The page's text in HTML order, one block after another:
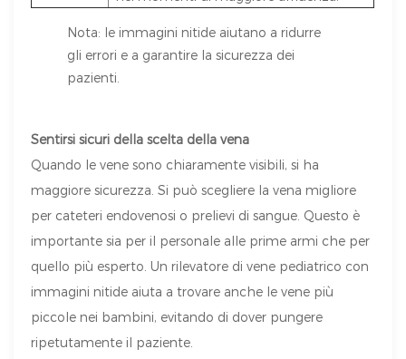
Nota: le immagini nitide aiutano a ridurre
gli errori e a garantire la sicurezza dei
pazienti.
Sentirsi sicuri della scelta della vena
Quando le vene sono chiaramente visibili, si ha
maggiore sicurezza. Si può scegliere la vena migliore
per cateteri endovenosi o prelievi di sangue. Questo è
importante sia per il personale alle prime armi che per
quello più esperto. Un rilevatore di vene pediatrico con
immagini nitide aiuta a trovare anche le vene più
piccole nei bambini, evitando di dover pungere
ripetutamente il paziente.